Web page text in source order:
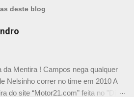
deste blog
da Mentira ! Campos nega qualquer
Nelsinho correr no time em 2010 A
do site “Motor21.com” feita no "Día